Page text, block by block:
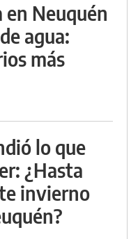
Neuquén
agua:
más
lo que
¿Hasta
invierno